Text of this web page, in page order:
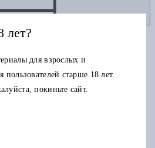
только одну подарочную карту.
лет?
для взрослых и
пользователей старше 18 лет.
покиньте сайт.